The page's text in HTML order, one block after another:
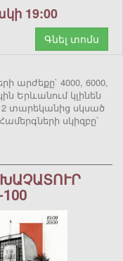
19:00
Գնել տոմս
արժեքը` 4000, 6000,
Երևանում կլինեն
2 տարեկանից սկսած
սկիզբը՝